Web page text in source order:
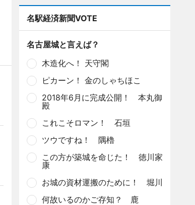
名駅経済新聞VOTE
名古屋城と言えば？
木造化へ！ 天守閣
ピカーン！ 金のしゃちほこ
2018年6月に完成公開！ 本丸御
殿
これこそロマン！ 石垣
ツウですね！ 隅櫓
この方が築城を命じた！ 徳川家
康
お城の資材運搬のために！ 堀川
何故いるのかご存知？ 鹿